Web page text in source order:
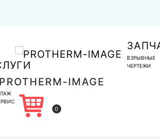
ВЗРЫВНЫЕ
ЧЕРТЕЖИ
0